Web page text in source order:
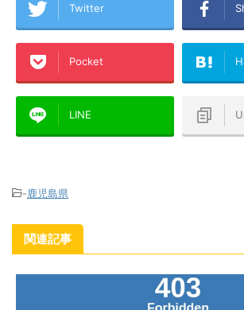
Twitter
Pocket
LINE
-鹿児島県
関連記事